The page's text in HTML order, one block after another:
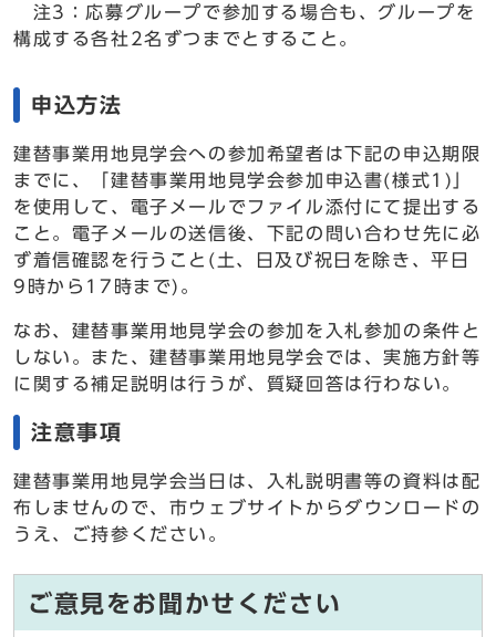
注3：応募グループで参加する場合も、グループを
構成する各社2名ずつまでとすること。
申込方法
建替事業用地見学会への参加希望者は下記の申込期限
までに、「建替事業用地見学会参加申込書(様式1)」
を使用して、電子メールでファイル添付にて提出する
こと。電子メールの送信後、下記の問い合わせ先に必
ず着信確認を行うこと(土、日及び祝日を除き、平日
9時から17時まで)。
なお、建替事業用地見学会の参加を入札参加の条件と
しない。また、建替事業用地見学会では、実施方針等
に関する補足説明は行うが、質疑回答は行わない。
注意事項
建替事業用地見学会当日は、入札説明書等の資料は配
布しませんので、市ウェブサイトからダウンロードの
うえ、ご持参ください。
ご意見をお聞かせください